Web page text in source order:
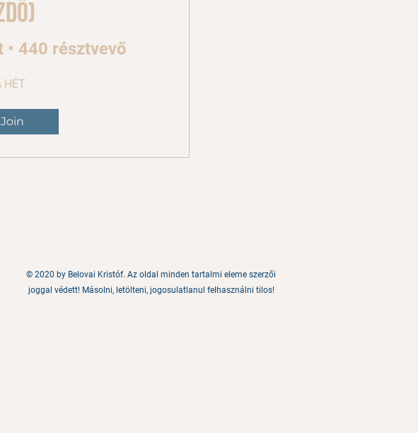
• 440 résztvevő
HÉT
Join
© 2020 by Belovai Kristóf. Az oldal minden tartalmi eleme szerzői
joggal védett! Másolni, letölteni, jogosulatlanul felhasználni tilos!